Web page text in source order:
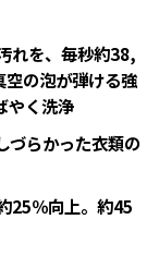
れを、毎秒約38,
の泡が弾ける強
やく洗浄
づらかった衣類の
25％向上。約45